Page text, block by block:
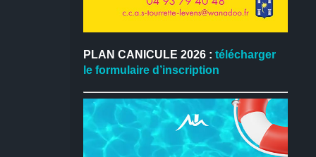
PLAN CANICULE 2026 : télécharger
le formulaire d’inscription